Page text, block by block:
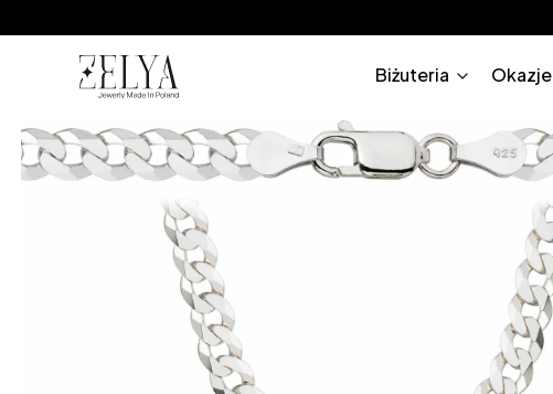
Biżuteria Okazje